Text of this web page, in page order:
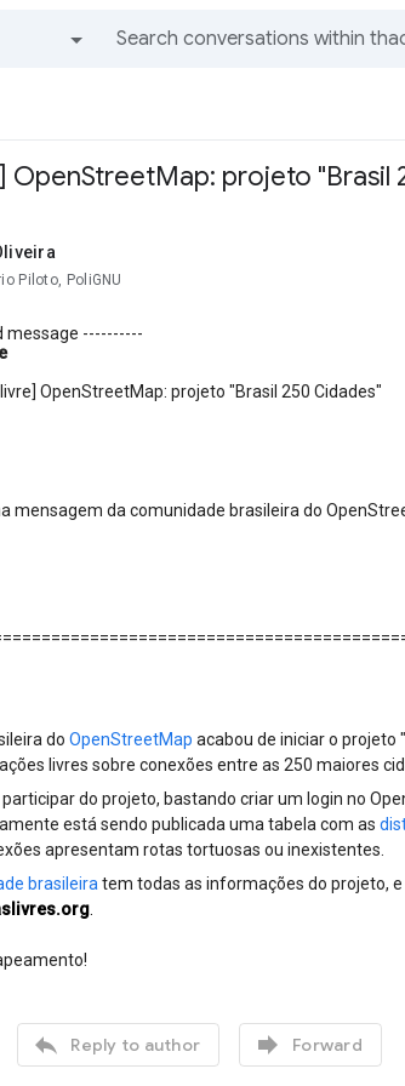
OpenStreetMap: projeto "Brasil
Piloto, PoliGNU
message ----------
OpenStreetMap: projeto "Brasil 250 Cidades"
mensagem da comunidade brasileira do
do OpenStreetMap acabou de iniciar o projeto "
livres sobre conexões entre as 250 maiores
do projeto, bastando criar um login no
está sendo publicada uma tabela com as
apresentam rotas tortuosas ou inexistentes.
brasileira tem todas as informações do projeto,
 Reply to author  Forward